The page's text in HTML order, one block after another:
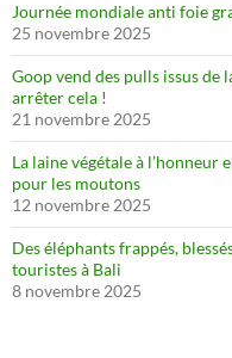
Journée mondiale anti foie
25 novembre 2025
Goop vend des pulls issus
arrêter cela !
21 novembre 2025
La laine végétale à l’honneur
pour les moutons
12 novembre 2025
Des éléphants frappés,
touristes à Bali
8 novembre 2025